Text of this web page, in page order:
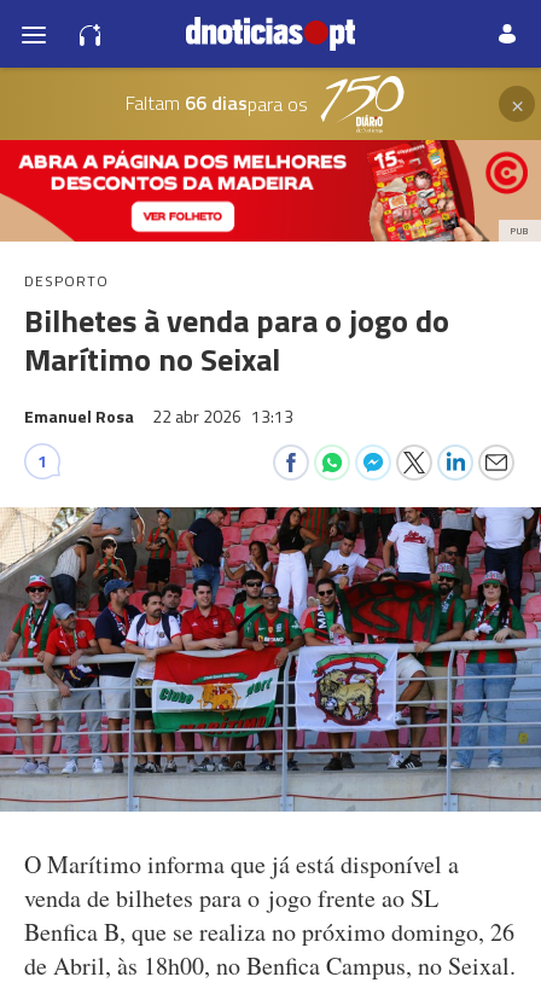
Faltam 66 diaspara os ×
PUB
DESPORTO
Bilhetes à venda para o jogo do
Marítimo no Seixal
Emanuel Rosa 22 abr 2026 13:13
1
O Marítimo informa que já está disponível a
venda de bilhetes para o jogo frente ao SL
Benfica B, que se realiza no próximo domingo, 26
de Abril, às 18h00, no Benfica Campus, no Seixal.